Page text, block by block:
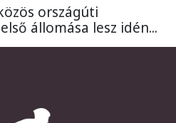
országúti
állomása lesz idén...